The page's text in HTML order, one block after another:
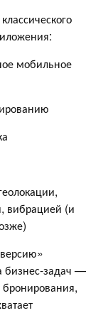
мобильное
вибрацией (и
бизнес-задач —
бронирования,